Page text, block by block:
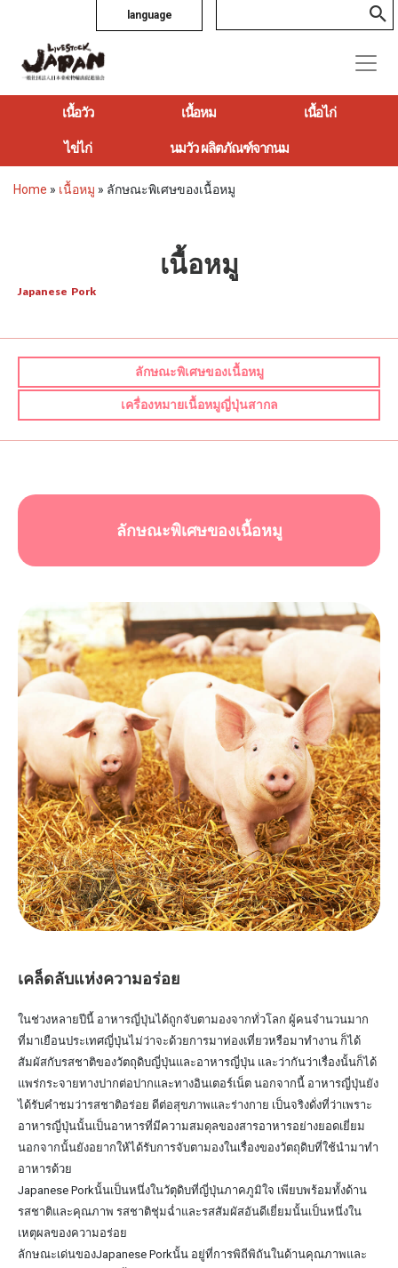
language
เนื้อวัว เนื้อหม เนื้อไก่
ไข่ไก่ นมวัว ผลิตภัณฑ์จากนม
Home » เนื้อหมู » ลักษณะพิเศษของเนื้อหมู
เนื้อหมู
Japanese Pork
ลักษณะพิเศษของเนื้อหมู
เครื่องหมายเนื้อหมูญี่ปุ่นสากล
ลักษณะพิเศษของเนื้อหมู
เคล็ดลับแห่งความอร่อย
ในช่วงหลายปีนี้ อาหารญี่ปุ่นได้ถูกจับตามองจากทั่วโลก ผู้คนจำนวนมาก
ที่มาเยือนประเทศญี่ปุ่นไม่ว่าจะด้วยการมาท่องเที่ยวหรือมาทำงาน ก็ได้
สัมผัสกับรสชาติของวัตถุดิบญี่ปุ่นและอาหารญี่ปุ่น และว่ากันว่าเรื่องนั้นก็ได้
แพร่กระจายทางปากต่อปากและทางอินเตอร์เน็ต นอกจากนี้ อาหารญี่ปุ่นยัง
ได้รับคำชมว่ารสชาติอร่อย ดีต่อสุขภาพและร่างกาย เป็นจริงดั่งที่ว่าเพราะ
อาหารญี่ปุ่นนั้นเป็นอาหารที่มีความสมดุลของสารอาหารอย่างยอดเยี่ยม
นอกจากนั้นยังอยากให้ได้รับการจับตามองในเรื่องของวัตถุดิบที่ใช้นำมาทำ
อาหารด้วย
Japanese Porkนั้นเป็นหนึ่งในวัตุดิบที่ญี่ปุ่นภาคภูมิใจ เพียบพร้อมทั้งด้าน
รสชาติและคุณภาพ รสชาติชุ่มฉ่ำและรสสัมผัสอันดีเยี่ยมนั้นเป็นหนึ่งใน
เหตุผลของความอร่อย
ลักษณะเด่นของJapanese Porkนั้น อยู่ที่การพิถีพิถันในด้านคุณภาพและ